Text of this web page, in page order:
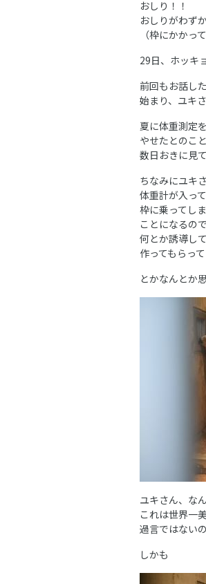
おしり！！
おしりがわず
（枠にかかっ
29日、ホッキ
前回もお話し
始まり、ユキ
夏に体重測定
やせたとのこ
数日おきに見て
ちなみにユキ
体重計が入って
枠に乗ってし
ことになるの
何とか誘導し
作ってもらっ
とかなんとか
ユキさん、な
これは世界一
過言ではない
しかも